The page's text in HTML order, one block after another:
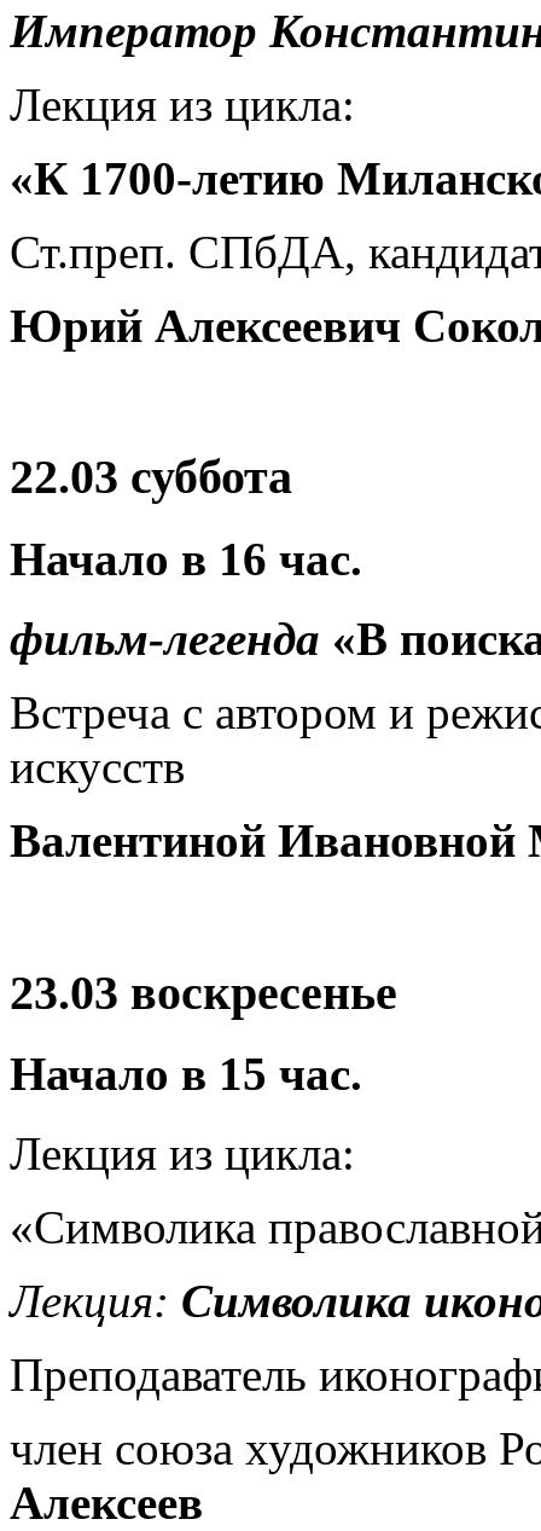
Император
Лекция из цикла:
«К 1700-летию
Ст.преп. СПбДА,
Юрий Алексеевич
22.03 суббота
Начало в 16 час.
фильм-легенда «В
Встреча с автором и
искусств
Валентиной Ивановной
23.03 воскресенье
Начало в 15 час.
Лекция из цикла:
«Символика
Лекция: Символика
Преподаватель
член союза художников
Алексеев